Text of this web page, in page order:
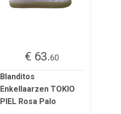
€ 63.60
Blanditos
Enkellaarzen TOKIO
PIEL Rosa Palo